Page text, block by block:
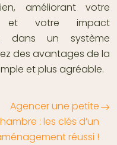
améliorant votre
et votre impact
dans un système
des avantages de la
et plus agréable.
Agencer une petite
: les clés d’un
réussi !